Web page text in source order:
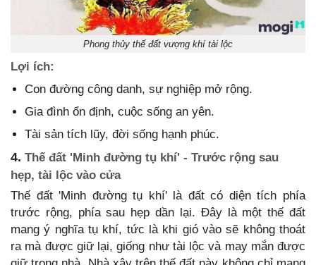
Phong thủy thế đất vượng khí tài lộc
Lợi ích:
Con đường công danh, sự nghiệp mở rộng.
Gia đình ổn định, cuộc sống an yên.
Tài sản tích lũy, đời sống hạnh phúc.
4. Thế đất 'Minh đường tụ khí' - Trước rộng sau
hẹp, tài lộc vào cửa
Thế đất 'Minh đường tụ khí' là đất có diện tích phía
trước rộng, phía sau hẹp dần lại. Đây là một thế đất
mang ý nghĩa tụ khí, tức là khi gió vào sẽ không thoát
ra mà được giữ lại, giống như tài lộc và may mắn được